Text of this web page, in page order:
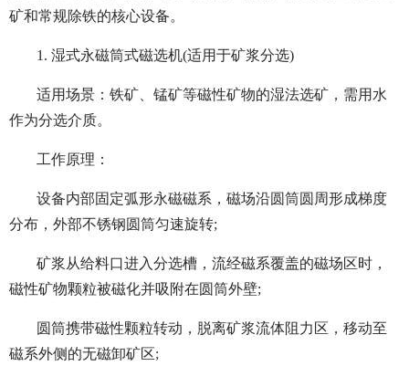
矿和常规除铁的核心设备。
1. 湿式永磁筒式磁选机(适用于矿浆分选)
适用场景：铁矿、锰矿等磁性矿物的湿法选矿，需用水
作为分选介质。
工作原理：
设备内部固定弧形永磁磁系，磁场沿圆筒圆周形成梯度
分布，外部不锈钢圆筒匀速旋转;
矿浆从给料口进入分选槽，流经磁系覆盖的磁场区时，
磁性矿物颗粒被磁化并吸附在圆筒外壁;
圆筒携带磁性颗粒转动，脱离矿浆流体阻力区，移动至
磁系外侧的无磁卸矿区;